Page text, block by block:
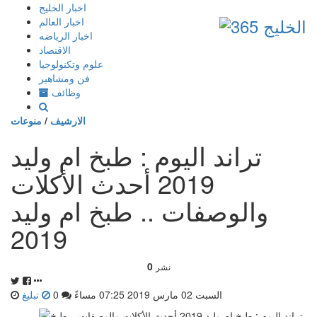
إذهب
المحتوى
اخبار الخليج
اخبار العالم
اخبار الرياضه
الاقتصاد
علوم وتكنولوجيا
فن ومشاهير
وظائف
الارشيف / منوعات
تراند اليوم : طبخ ام وليد
2019 أحدث الأكلات
والوصفات .. طبخ ام وليد
2019
0 نشر
السبت 02 مارس 2019 07:25 مساءً تبليغ